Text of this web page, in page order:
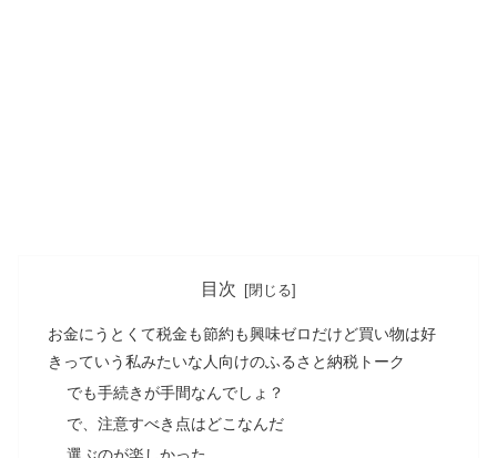
目次
お金にうとくて税金も節約も興味ゼロだけど買い物は好
きっていう私みたいな人向けのふるさと納税トーク
でも手続きが手間なんでしょ？
で、注意すべき点はどこなんだ
選ぶのが楽しかった